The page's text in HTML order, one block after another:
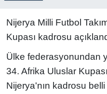
Nijerya Milli Futbol
Kupası kadrosu
Ülke federasyonundan
34. Afrika Uluslar
Nijerya'nın kadrosu
Spor
Teknoloji ve Bilim
Televizyon